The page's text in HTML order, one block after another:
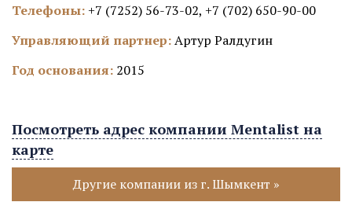
Телефоны: +7 (7252) 56-73-02, +7 (702) 650-90-00
Управляющий партнер:Артур Ралдугин
Год основания: 2015
Посмотреть адрес компании Mentalist на
карте
Другие компании из г. Шымкент »